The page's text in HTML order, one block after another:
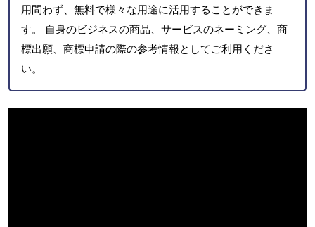
用問わず、無料で様々な用途に活用することができま
す。 自身のビジネスの商品、サービスのネーミング、商
標出願、商標申請の際の参考情報としてご利用くださ
い。